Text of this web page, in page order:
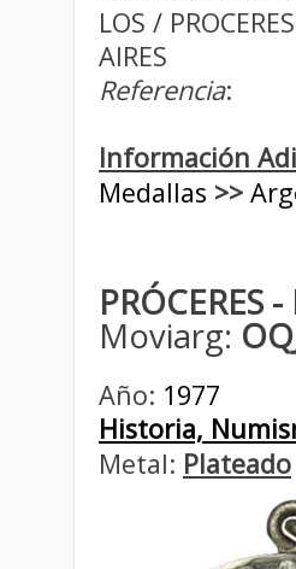
LOS /
AIRES
Referencia:
Información
Medallas >>
PRÓCERES
Moviarg:
Año: 1977
Historia,
Metal: Plateado